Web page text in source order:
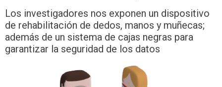
Los investigadores nos exponen un dispositivo
de rehabilitación de dedos, manos y muñecas;
además de un sistema de cajas negras para
garantizar la seguridad de los datos